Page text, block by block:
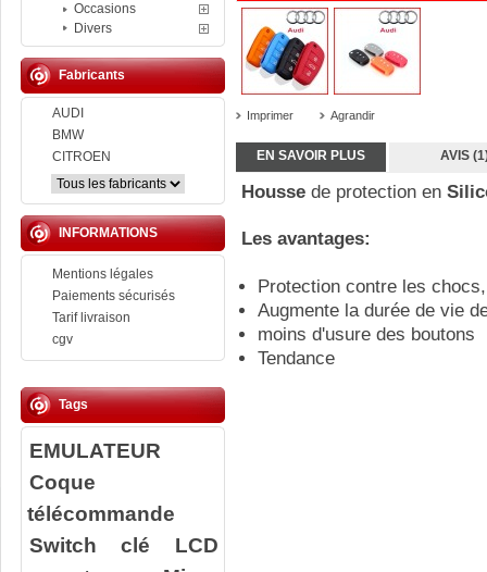
Occasions
Divers
Fabricants
AUDI
BMW
CITROEN
INFORMATIONS
Mentions légales
Paiements sécurisés
Tarif livraison
cgv
Tags
EMULATEUR
Coque
télécommande
Switch clé
LCD
Imprimer Agrandir
EN SAVOIR PLUS AVIS
Housse de protection en
Les avantages:
Protection contre les
Augmente la durée de vie
moins d'usure des boutons
Tendance